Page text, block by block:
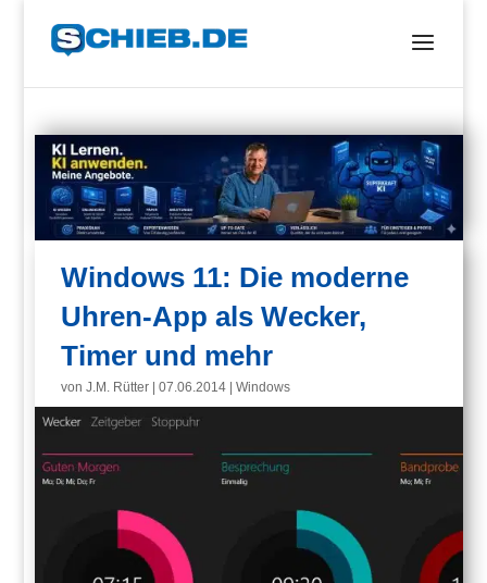
Windows 11: Die moderne
Uhren-App als Wecker,
Timer und mehr
vonJ.M. Rütter |07.06.2014 |Windows